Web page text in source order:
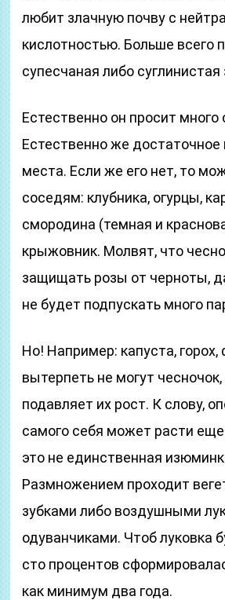
любит злачную почву с
кислотностью. Больше всего
супесчаная либо суглинистая
Естественно он просит много
Естественно же достаточное
места. Если же его нет, то
соседям: клубника, огурцы,
смородина (темная и
крыжовник. Молвят, что
защищать розы от черноты,
не будет подпускать много
Но! Например: капуста, горох,
вытерпеть не могут
подавляет их рост. К слову,
самого себя может расти
это не единственная
Размножением проходит
зубками либо воздушными
одуванчиками. Чтоб луковка
сто процентов
как минимум два года.